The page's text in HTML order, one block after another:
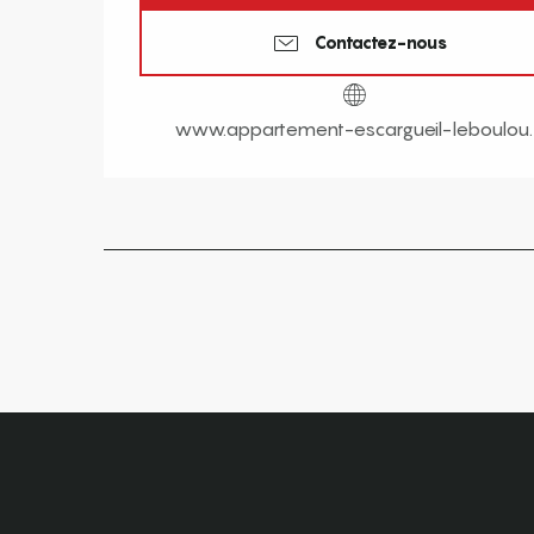
Contactez-nous
www.appartement-escargueil-